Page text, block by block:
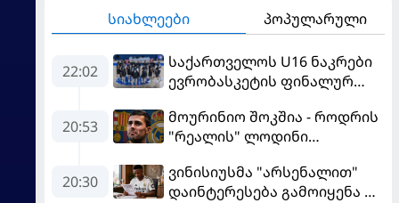
სიახლეები პოპულარული
22:02
საქართველოს U16 ნაკრები
ევრობასკეტის ფინალურ
ასპარეზობას იწყებს
20:53
მოურინიო შოკშია - როდრის
"რეალის" ლოდინი
"ბარსელონაში" გადადის
20:30
ვინისიუსმა "არსენალით"
დაინტერესება გამოიყენა და